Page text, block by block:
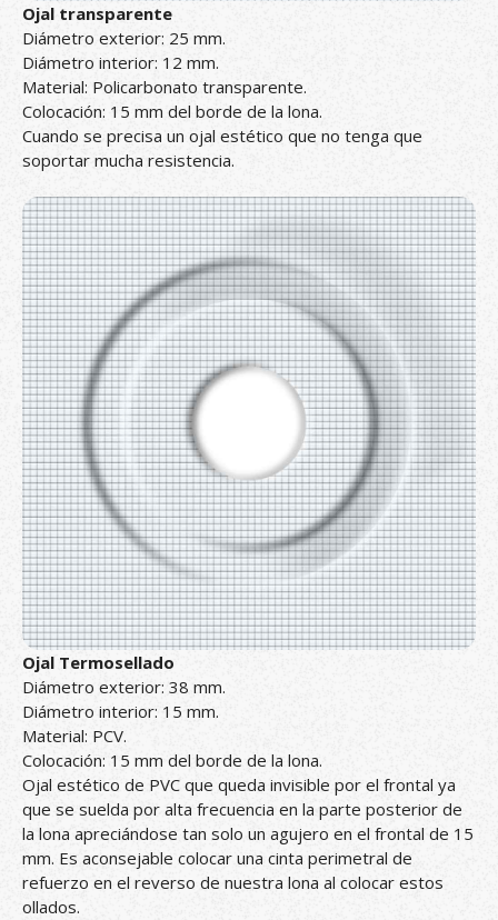
Ojal transparente
Diámetro exterior: 25 mm.
Diámetro interior: 12 mm.
Material: Policarbonato transparente.
Colocación: 15 mm del borde de la lona.
Cuando se precisa un ojal estético que no tenga que
soportar mucha resistencia.
Ojal Termosellado
Diámetro exterior: 38 mm.
Diámetro interior: 15 mm.
Material: PCV.
Colocación: 15 mm del borde de la lona.
Ojal estético de PVC que queda invisible por el frontal ya
que se suelda por alta frecuencia en la parte posterior de
la lona apreciándose tan solo un agujero en el frontal de 15
mm. Es aconsejable colocar una cinta perimetral de
refuerzo en el reverso de nuestra lona al colocar estos
ollados.